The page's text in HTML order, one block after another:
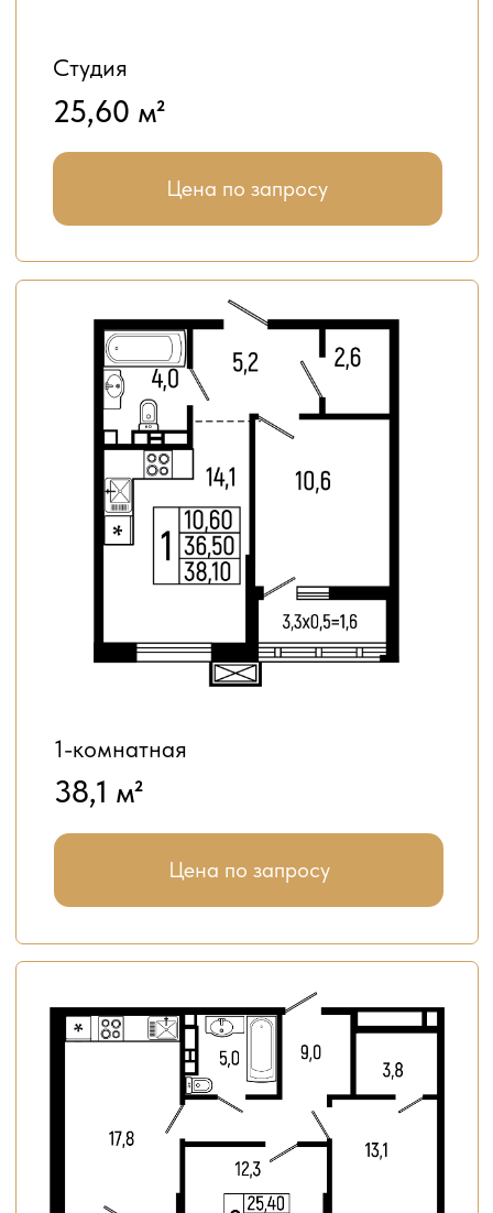
2-комнатная
62,8 м²
Цена по запросу
3-комнатная
4-комнатная
87,30 м²
Цена по запросу